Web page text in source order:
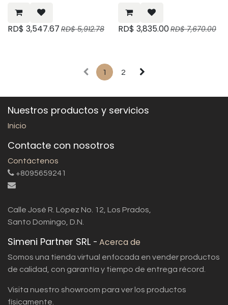
RD$ 3,547.67 RD$5,912.78 RD$ 3,835.00RD$7,670.00
1 2
Nuestros productos y servicios
Inicio
Contacte con nosotros
Contáctenos
+8095659241
Calle José R. López No. 12, Los Prados,
Santo Domingo, D.N.
Simeni Partner SRL - Acerca de
Somos una tienda virtual enfocada en vender productos
de calidad, con garantía y tiempo de entrega récord.
Visita nuestro showroom para ver los productos
físicamente.